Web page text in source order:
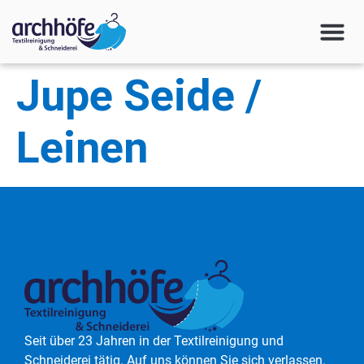
Jupe Seide /
Leinen
Seit über 23 Jahren in der Textilreinigung und
Schneiderei tätig. Auf uns können Sie sich verlassen.